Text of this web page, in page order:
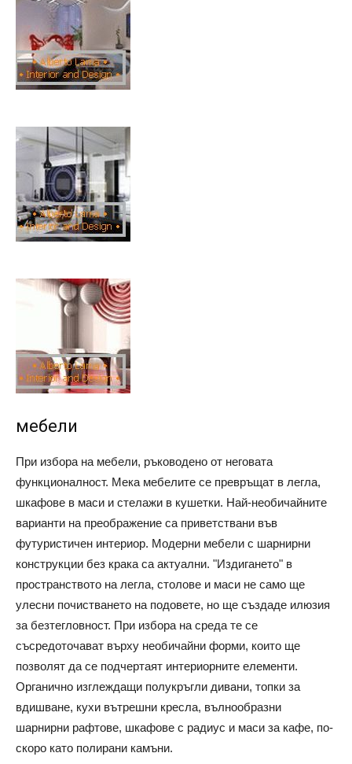
мебели
При избора на мебели, ръководено от неговата
функционалност. Мека мебелите се превръщат в легла,
шкафове в маси и стелажи в кушетки. Най-необичайните
варианти на преображение са приветствани във
футуристичен интериор. Модерни мебели с шарнирни
конструкции без крака са актуални. "Издигането" в
пространството на легла, столове и маси не само ще
улесни почистването на подовете, но ще създаде илюзия
за безтегловност. При избора на среда те се
съсредоточават върху необичайни форми, които ще
позволят да се подчертаят интериорните елементи.
Органично изглеждащи полукръгли дивани, топки за
вдишване, кухи вътрешни кресла, вълнообразни
шарнирни рафтове, шкафове с радиус и маси за кафе, по-
скоро като полирани камъни.